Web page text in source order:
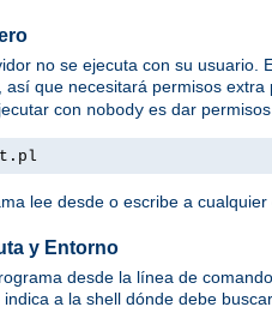
no se ejecuta con su
, así que necesitará permisos
con nobody es dar
lee desde o escribe a
y Entorno
desde la línea de
indica a la shell dónde debe